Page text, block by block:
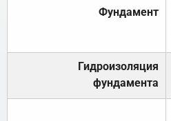
Фундамент
Гидроизоляция
фундамента